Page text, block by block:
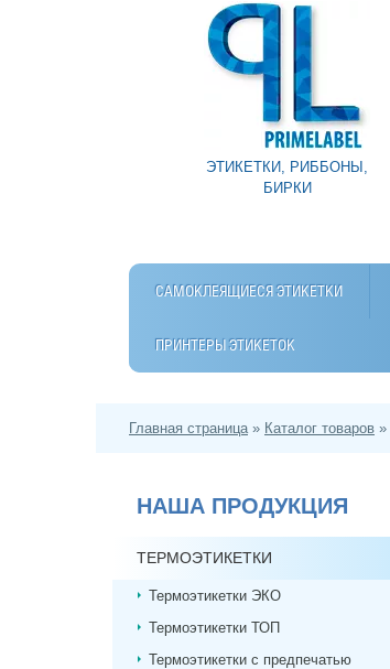
ЭТИКЕТКИ, РИББОНЫ,
БИРКИ
САМОКЛЕЯЩИЕСЯ ЭТИКЕТКИ
ПРИНТЕРЫ ЭТИКЕТОК
Главная страница» Каталог товаров »
НАША ПРОДУКЦИЯ
ТЕРМОЭТИКЕТКИ
Термоэтикетки ЭКО
Термоэтикетки ТОП
Термоэтикетки с предпечатью